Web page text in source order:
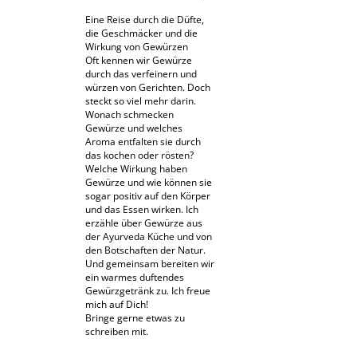
Eine Reise durch die Düfte,
die Geschmäcker und die
Wirkung von Gewürzen
Oft kennen wir Gewürze
durch das verfeinern und
würzen von Gerichten. Doch
steckt so viel mehr darin.
Wonach schmecken
Gewürze und welches
Aroma entfalten sie durch
das kochen oder rösten?
Welche Wirkung haben
Gewürze und wie können sie
sogar positiv auf den Körper
und das Essen wirken. Ich
erzähle über Gewürze aus
der Ayurveda Küche und von
den Botschaften der Natur.
Und gemeinsam bereiten wir
ein warmes duftendes
Gewürzgetränk zu. Ich freue
mich auf Dich!
Bringe gerne etwas zu
schreiben mit.